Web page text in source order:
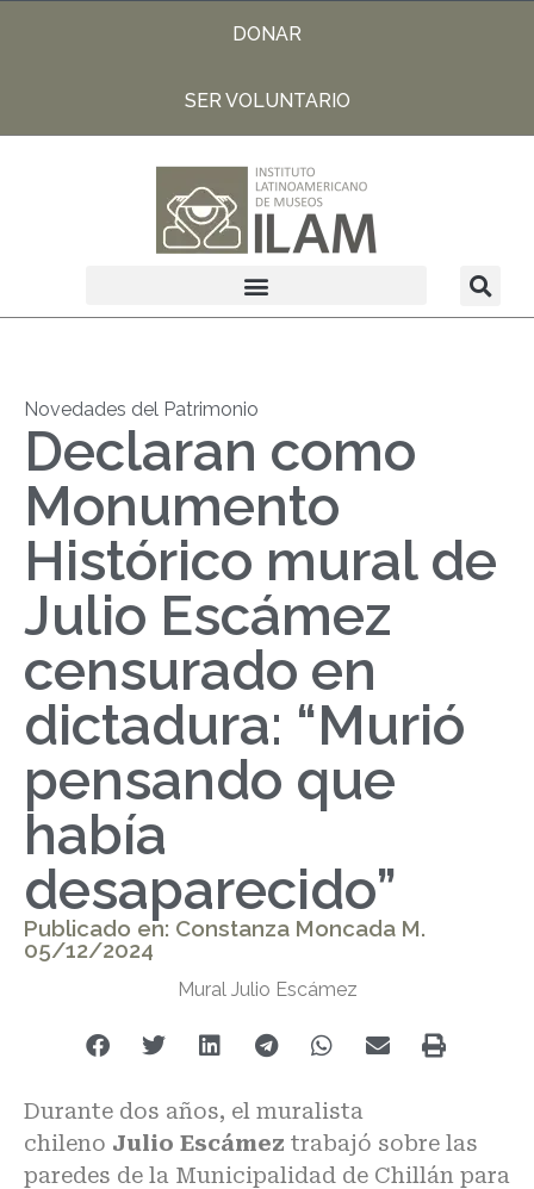
DONAR
SER VOLUNTARIO
Novedades del Patrimonio
Declaran como
Monumento
Histórico mural de
Julio Escámez
censurado en
dictadura: “Murió
pensando que
había
desaparecido”
Publicado en: Constanza Moncada M.
05/12/2024
Mural Julio Escámez
Durante dos años, el muralista
chileno Julio Escámez trabajó sobre las
paredes de la Municipalidad de Chillán para